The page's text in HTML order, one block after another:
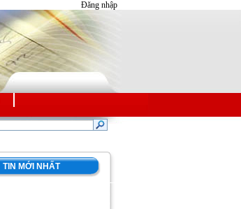
Đăng nhập
TIN MỚI NHẤT